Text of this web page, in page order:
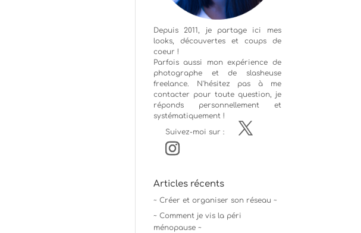
Depuis 2011, je partage ici mes
looks, découvertes et coups de
coeur !
Parfois aussi mon expérience de
photographeet de slasheuse
freelance. N'hésitez pas à me
contacter pour toute question, je
réponds personnellement et
systématiquement !
Suivez-moi sur :
Articles récents
~ Créer et organiser son réseau ~
~ Comment je vis la péri
ménopause ~